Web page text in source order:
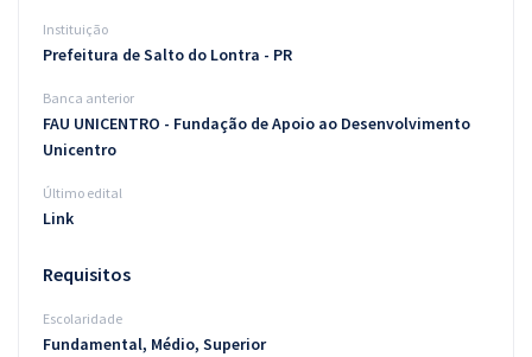
Blog
Aprovados
Instituição
Prefeitura de Salto do Lontra - PR
Banca anterior
FAU UNICENTRO - Fundação de Apoio ao Desenvolvimento
Unicentro
Último edital
Link
Requisitos
Escolaridade
Fundamental, Médio, Superior